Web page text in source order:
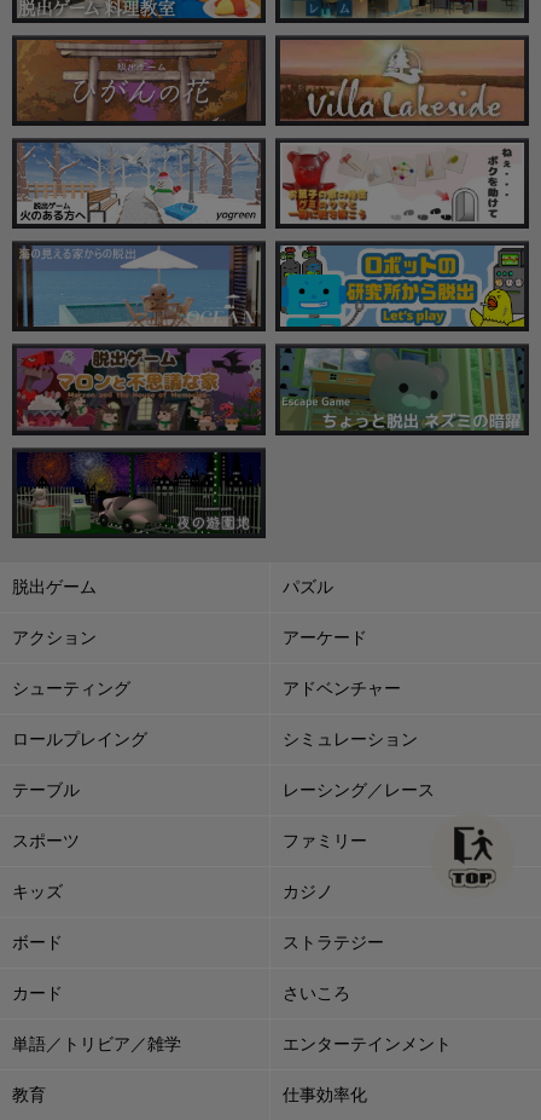
脱出ゲーム パズル
アクション アーケード
シューティング アドベンチャー
ロールプレイング シミュレーション
テーブル レーシング／レース
スポーツ ファミリー
キッズ カジノ
ボード ストラテジー
カード さいころ
単語／トリビア／雑学 エンターテインメント
教育 仕事効率化